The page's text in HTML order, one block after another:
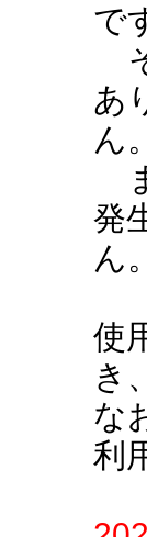
で
あ
ん。
発
ん。
使
き
な
利